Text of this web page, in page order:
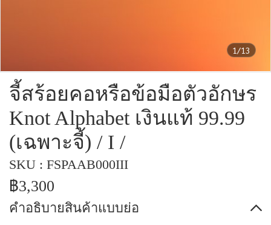
1/13
จี้สร้อยคอหรือข้อมือตัวอักษร
Knot Alphabet เงินแท้ 99.99
(เฉพาะจี้) / I /
SKU : FSPAAB000III
฿3,300
คำอธิบายสินค้าแบบย่อ